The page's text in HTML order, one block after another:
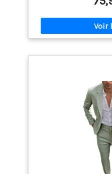
poitrine (po) : 28 - 43;
79*12 ; Longueur (po)
Taille unique Grande
de taille (po) : 32-46 ;
43 (de la taille à
accompagner chaque
des femmes qui ne
Occasions: Robe de
d'invitée de mariage;
de la mère de la
baptême; Robe
Robe pour